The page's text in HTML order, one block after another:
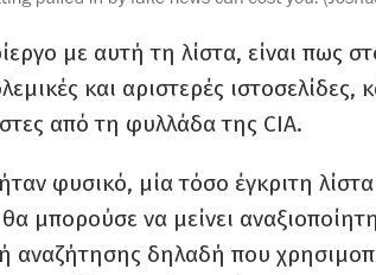
με αυτή τη λίστα, είναι πως
και αριστερές ιστοσελίδες,
από τη φυλλάδα της CIA.
φυσικό, μία τόσο έγκριτη
θα μπορούσε να μείνει
αναζήτησης δηλαδή που